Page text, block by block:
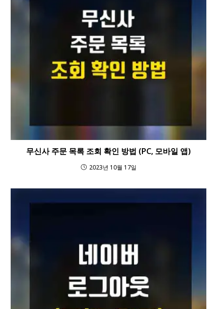
무신사 주문 목록 조회 확인 방법 (PC, 모바일 앱)
2023년 10월 17일